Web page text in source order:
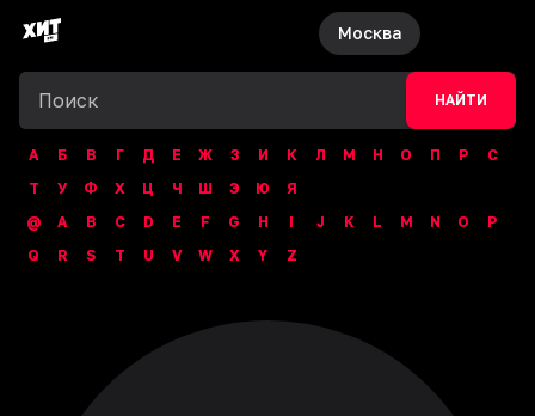
Москва
НАЙТИ
А Б В Г Д Е Ж З И К Л М Н О П Р
С
Т
У Ф Х Ц Ч Ш Э Ю
Я
@
A B C D E F G H I J K L M N O
P
Q
R S T U V W X Y Z